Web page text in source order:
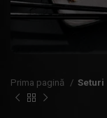
Prima pagină Seturi